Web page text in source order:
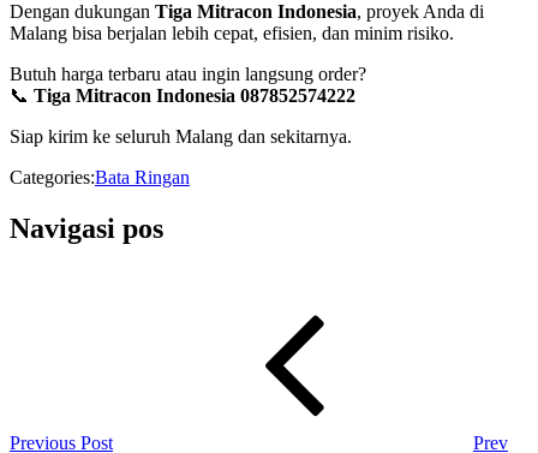
Dengan dukungan Tiga Mitracon Indonesia, proyek Anda di
Malang bisa berjalan lebih cepat, efisien, dan minim risiko.
Butuh harga terbaru atau ingin langsung order?
📞 Tiga Mitracon Indonesia 087852574222
Siap kirim ke seluruh Malang dan sekitarnya.
Categories:Bata Ringan
Navigasi pos
Previous Post
Prev